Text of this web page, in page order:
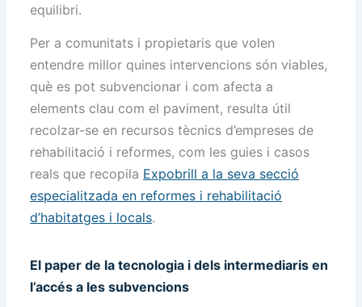
equilibri.
Per a comunitats i propietaris que volen
entendre millor quines intervencions són viables,
què es pot subvencionar i com afecta a
elements clau com el paviment, resulta útil
recolzar-se en recursos tècnics d’empreses de
rehabilitació i reformes, com les guies i casos
reals que recopila Expobrill a la seva secció
especialitzada en reformes i rehabilitació
d’habitatges i locals.
El paper de la tecnologia i dels intermediaris en
l’accés a les subvencions